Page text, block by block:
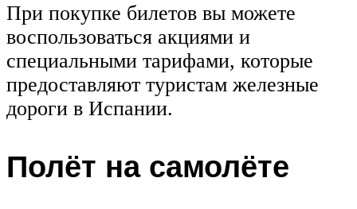
При покупке билетов вы можете
воспользоваться акциями и
специальными тарифами, которые
предоставляют туристам железные
дороги в Испании.
Полёт на самолёте